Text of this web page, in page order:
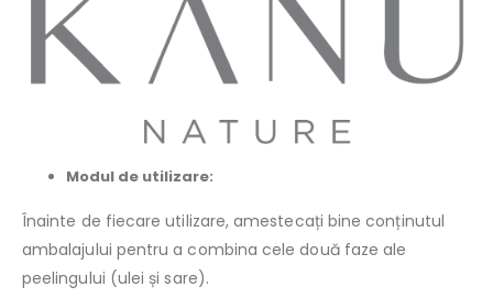
Modul de utilizare:
Înainte de fiecare utilizare, amestecați bine conținutul
ambalajului pentru a combina cele două faze ale
peelingului (ulei și sare).